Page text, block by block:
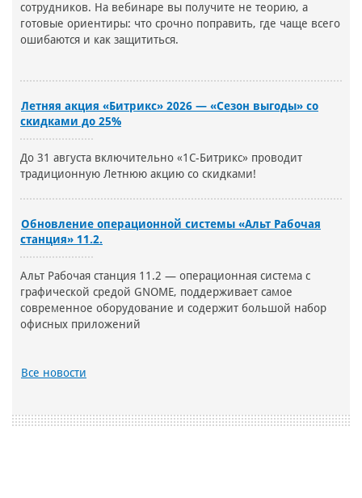
сотрудников. На вебинаре вы получите не теорию, а
готовые ориентиры: что срочно поправить, где чаще всего
ошибаются и как защититься.
Летняя акция «Битрикс» 2026 — «Сезон выгоды» со
скидками до 25%
До 31 августа включительно «1С-Битрикс» проводит
традиционную Летнюю акцию со скидками!
Обновление операционной системы «Альт Рабочая
станция» 11.2.
Альт Рабочая станция 11.2 — операционная система с
графической средой GNOME, поддерживает самое
современное оборудование и содержит большой набор
офисных приложений
Все новости